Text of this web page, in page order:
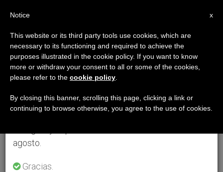
×
Aviso importante
Del 27 de julio al 7 de agosto haremos la pausa
anual, aprovechando que en el periodo de verano
se generan menos informaciones y también el
agosto.
Gracias.
x
Notice
This website or its third party tools use cookies, which are
necessary to its functioning and required to achieve the
purposes illustrated in the cookie policy. If you want to know
more or withdraw your consent to all or some of the cookies,
please refer to the cookie policy
By closing this banner, scrolling this page, clicking a link or
continuing to browse otherwise, you agree to the use of cookies.